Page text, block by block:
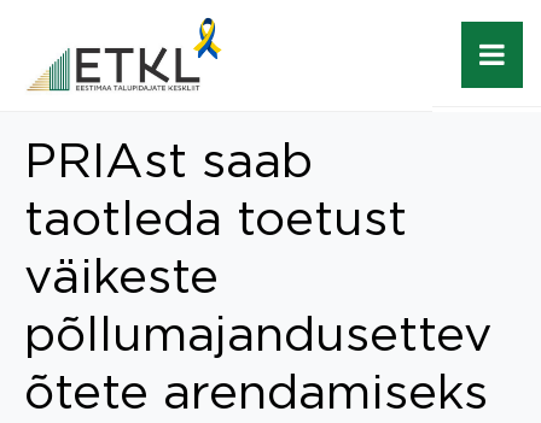
PRIAst saab
taotleda toetust
väikeste
põllumajandusettev
õtete arendamiseks